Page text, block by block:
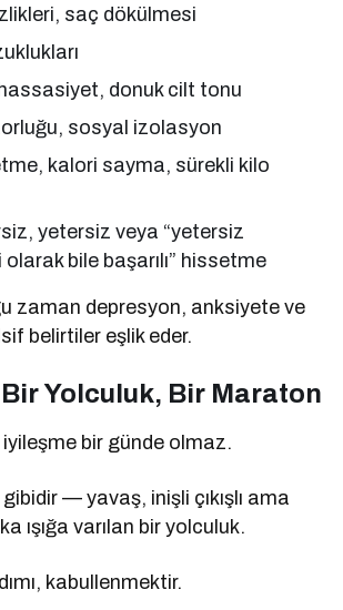
saç dökülmesi
hassasiyet, donuk cilt tonu
sosyal izolasyon
kalori sayma, sürekli kilo
yetersiz veya “yetersiz
bile başarılı” hissetme
zaman depresyon, anksiyete ve
belirtiler eşlik eder.
Yolculuk, Bir Maraton
bir günde olmaz.
— yavaş, inişli çıkışlı ama
ışığa varılan bir yolculuk.
kabullenmektir.